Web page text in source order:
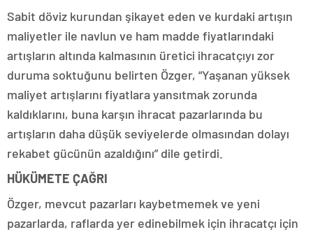
Sabit döviz kurundan şikayet eden ve kurdaki artışın
maliyetler ile navlun ve ham madde fiyatlarındaki
artışların altında kalmasının üretici ihracatçıyı zor
duruma soktuğunu belirten Özger, “Yaşanan yüksek
maliyet artışlarını fiyatlara yansıtmak zorunda
kaldıklarını, buna karşın ihracat pazarlarında bu
artışların daha düşük seviyelerde olmasından dolayı
rekabet gücünün azaldığını” dile getirdi.
HÜKÜMETE ÇAĞRI
Özger, mevcut pazarları kaybetmemek ve yeni
pazarlarda, raflarda yer edinebilmek için ihracatçı için